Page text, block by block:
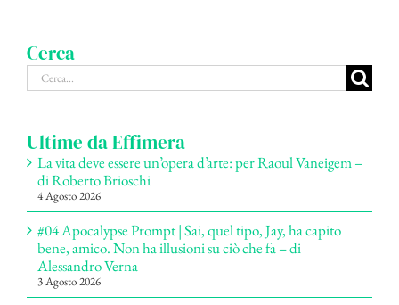
Cerca
Cerca
per:
Ultime da Effimera
La vita deve essere un’opera d’arte: per Raoul Vaneigem –
di Roberto Brioschi
4 Agosto 2026
#04 Apocalypse Prompt | Sai, quel tipo, Jay, ha capito
bene, amico. Non ha illusioni su ciò che fa – di
Alessandro Verna
3 Agosto 2026